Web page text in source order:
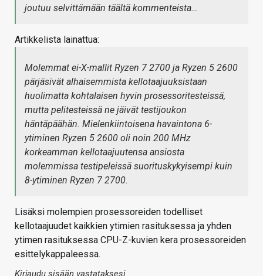
joutuu selvittämään täältä kommenteista…
Artikkelista lainattua:
Molemmat ei-X-mallit Ryzen 7 2700 ja Ryzen 5 2600
pärjäsivät alhaisemmista kellotaajuuksistaan
huolimatta kohtalaisen hyvin prosessoritesteissä,
mutta pelitesteissä ne jäivät testijoukon
häntäpäähän. Mielenkiintoisena havaintona 6-
ytiminen Ryzen 5 2600 oli noin 200 MHz
korkeamman kellotaajuutensa ansiosta
molemmissa testipeleissä suorituskykyisempi kuin
8-ytiminen Ryzen 7 2700.
Lisäksi molempien prosessoreiden todelliset
kellotaajuudet kaikkien ytimien rasituksessa ja yhden
ytimen rasituksessa CPU-Z-kuvien kera prosessoreiden
esittelykappaleessa.
Kirjaudu sisään vastataksesi